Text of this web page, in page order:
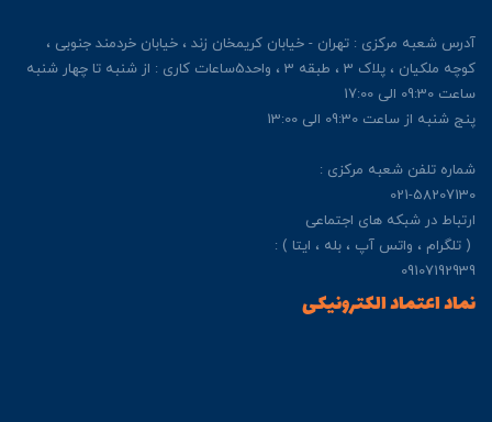
آدرس شعبه مرکزی : تهران - خیابان کریمخان زند ، خیابان خردمند جنوبی ،
کوچه ملکیان ، پلاک 3 ، طبقه 3 ، واحد5ساعات کاری : از شنبه تا چهار شنبه
ساعت 09:30 الی 17:00
پنج شنبه از ساعت 09:30 الی 13:00
شماره تلفن شعبه مرکزی :
021-58207130
ارتباط در شبکه های اجتماعی
( تلگرام ، واتس آپ ، بله ، ایتا ) :
09107192939
نماد اعتماد الکترونیکی